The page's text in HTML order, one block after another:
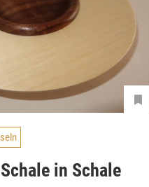
in Schale